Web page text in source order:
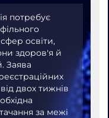
потребує
освіти,
здоров'я й
Заява
двох тижнів
за межі